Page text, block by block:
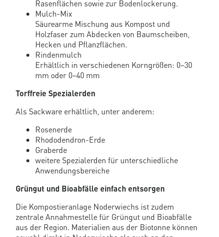
Rasenflächen sowie zur Bodenlockerung.
Mulch-Mix
Säurearme Mischung aus Kompost und
Holzfaser zum Abdecken von Baumscheiben,
Hecken und Pflanzflächen.
Rindenmulch
Erhältlich in verschiedenen Korngrößen: 0–30
mm oder 0–40 mm
Torffreie Spezialerden
Als Sackware erhältlich, unter anderem:
Rosenerde
Rhododendron-Erde
Graberde
weitere Spezialerden für unterschiedliche
Anwendungsbereiche
Grüngut und Bioabfälle einfach entsorgen
Die Kompostieranlage Noderwiechs ist zudem
zentrale Annahmestelle für Grüngut und Bioabfälle
aus der Region. Materialien aus der Biotonne können